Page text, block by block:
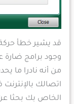
وجود برامج ضارة
من أنه نادرا ما
اتصالك
الخاص بك بحثا